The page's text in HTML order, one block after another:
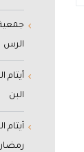
الرس
البن
أيتام
رمضان